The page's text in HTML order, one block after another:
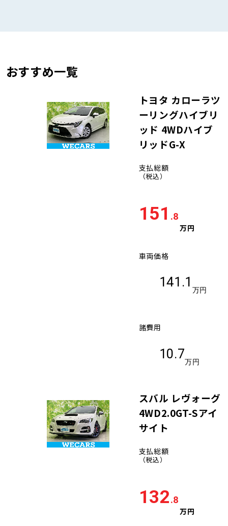
おすすめ一覧
トヨタ カローラツ
ーリングハイブリ
ッド 4WDハイブ
リッドG-X
支払総額
（税込）
151 .8
万円
車両価格
141.1
万円
諸費用
10.7
万円
スバル レヴォーグ
4WD2.0GT-Sアイ
サイト
支払総額
（税込）
132.8
万円